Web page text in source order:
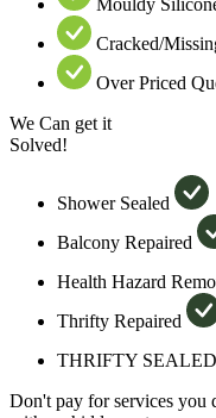
Cracked/
Over Priced
We Can get it
Solved!
Shower Sealed
Balcony Repaired
Health Hazard
Thrifty Repaired
THRIFTY SEALED
Don't pay for services you